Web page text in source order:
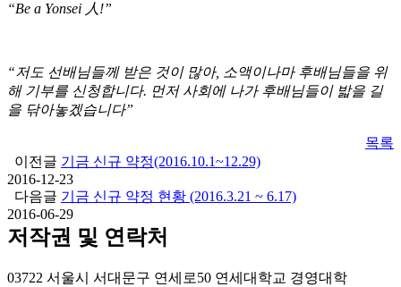
“Be a Yonsei 人!”
“저도 선배님들께 받은 것이 많아, 소액이나마 후배님들을 위
해 기부를 신청합니다. 먼저 사회에 나가 후배님들이 밟을 길
을 닦아놓겠습니다”
목록
이전글 기금 신규 약정(2016.10.1~12.29)
2016-12-23
다음글 기금 신규 약정 현황 (2016.3.21 ~ 6.17)
2016-06-29
저작권 및 연락처
03722 서울시 서대문구 연세로50 연세대학교 경영대학